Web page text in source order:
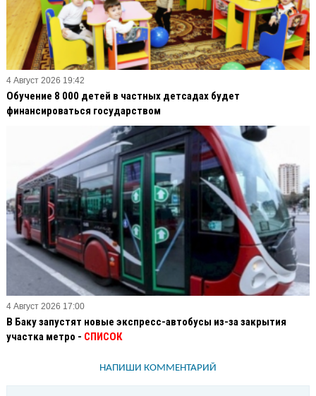
4 Август 2026 19:42
Обучение 8 000 детей в частных детсадах будет
финансироваться государством
4 Август 2026 17:00
В Баку запустят новые экспресс-автобусы из-за закрытия
участка метро - СПИСОК
НАПИШИ КОММЕНТАРИЙ